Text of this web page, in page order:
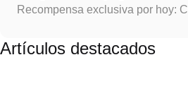
Recompensa exclusiva por hoy:
Artículos destacados